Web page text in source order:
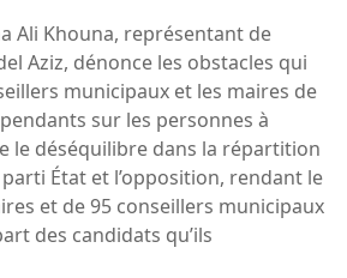
Ali Khouna, représentant de
Aziz, dénonce les obstacles qui
municipaux et les maires de
sur les personnes à
le déséquilibre dans la répartition
État et l’opposition, rendant le
et de 95 conseillers municipaux
des candidats qu’ils